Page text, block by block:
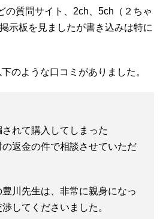
の質問サイト、2ch、5ch（２ちゃ
示板を見ましたが書き込みは特に
のような口コミがありました。
れて購入してしまった
返金の件で相談させていただ
川先生は、非常に親身になっ
してくださいました。